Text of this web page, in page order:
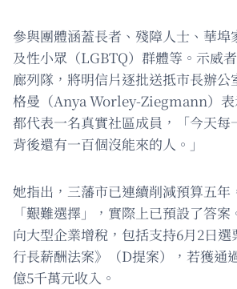
參與團體涵蓋長者、殘障人士、華埠
及性小眾（LGBTQ）群體等。示威
廊列隊，將明信片逐批送抵市長辦公
格曼（Anya Worley-Ziegmann）表
都代表一名真實社區成員，「今天每
背後還有一百個沒能來的人。」
她指出，三藩市已連續削減預算五年
「艱難選擇」，實際上已預設了答
向大型企業增稅，包括支持6月2日選
行長薪酬法案》（D提案），若獲通
億5千萬元收入。